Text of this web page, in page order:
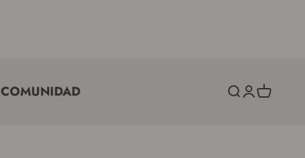
COMUNIDAD Búsqueda
Acceso
Carro